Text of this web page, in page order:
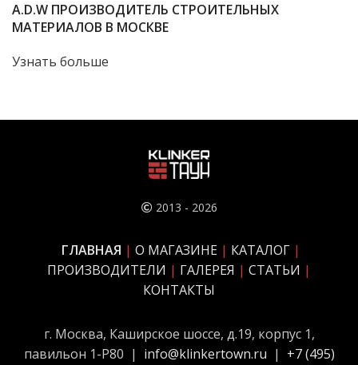
A.D.W ПРОИЗВОДИТЕЛЬ СТРОИТЕЛЬНЫХ
МАТЕРИАЛОВ В МОСКВЕ
Узнать больше
2013 - 2026
ГЛАВНАЯ | О МАГАЗИНЕ| КАТАЛОГ|
ПРОИЗВОДИТЕЛИ | ГАЛЕРЕЯ | СТАТЬИ |
КОНТАКТЫ
г. Москва, Каширское шоссе, д.19, корпус 1,
павильон 1-Р80 | info@klinkertown.ru | +7 (495)